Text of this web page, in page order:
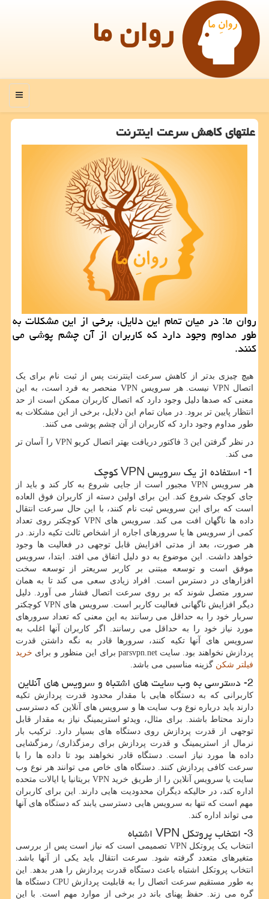
روان ما
منو
علتهای كاهش سرعت اینترنت
روان ما: در میان تمام این دلایل، برخی از این مشكلات به
طور مداوم وجود دارد كه كاربران از آن چشم پوشی می
كنند.
هیچ چیزی بدتر از کاهش سرعت اینترنت پس از ثبت نام برای یک
اتصال VPN نیست. هر سرویس VPN منحصر به فرد است، به این
معنی که صدها دلیل وجود دارد که اتصال کاربران ممکن است از حد
انتظار پایین تر برود. در میان تمام این دلایل، برخی از این مشکلات به
طور مداوم وجود دارد که کاربران از آن چشم پوشی می کنند.
در نظر گرفتن این 3 فاکتور دریافت بهتر اتصال کریو VPN را آسان تر
می کند.
1- استفاده از یک سرویس VPN کوچک
هر سرویس VPN مجبور است از جایی شروع به کار کند و باید از
جای کوچک شروع کند. این برای اولین دسته از کاربران فوق العاده
است که برای این سرویس ثبت نام کنند، با این حال سرعت انتقال
داده ها ناگهان افت می کند. سرویس های VPN کوچکتر روی تعداد
کمی از سرویس ها یا سرورهای اجاره از اشخاص ثالث تکیه دارند. در
هر صورت، بعد از مدتی افزایش قابل توجهی در فعالیت ها وجود
خواهد داشت. این موضوع به دو دلیل اتفاق می افتد. ابتدا، سرویس
موفق است و توسعه مبتنی بر کاربر سریعتر از توسعه سخت
افزارهای در دسترس است. افراد زیادی سعی می کند تا به همان
سرور متصل شوند که بر روی سرعت اتصال فشار می آورد. دلیل
دیگر افزایش ناگهانی فعالیت کاربر است. سرویس های VPN کوچکتر
سربار خود را به حداقل می رسانند به این معنی که تعداد سرورهای
مورد نیاز خود را به حداقل می رسانند. اگر کاربران آنها اغلب به
سرویس های آنها تکیه کنند، سرورها قادر به نگه داشتن قدرت
پردازش نخواهند بود. سایت parsvpn.net برای این منظور و برای
خرید
فیلتر شکن گزینه مناسبی می باشد.
2- دسترسی به وب سایت های اشتباه و سرویس های آنلاین
کاربرانی که به دستگاه هایی با مقدار محدود قدرت پردازش تکیه
دارند باید درباره نوع وب سایت ها و سرویس های آنلاین که دسترسی
دارند محتاط باشند. برای مثال، ویدئو استریمینگ نیاز به مقدار قابل
توجهی از قدرت پردازش روی دستگاه های بسیار دارد. ترکیب بار
نرمال از استریمینگ و قدرت پردازش برای رمزگذاری/ رمزگشایی
داده ها مورد نیاز است. دستگاه قادر نخواهند بود تا داده ها را با
سرعت کافی پردازش کنند. دستگاه های خاص می توانند هر نوع وب
سایت یا سرویس آنلاین را از طریق خرید VPN بریتانیا یا ایالات متحده
اداره کند، در حالیکه دیگران محدودیت هایی دارند. این برای کاربران
مهم است که تنها به سرویس هایی دسترسی یابند که دستگاه های آنها
می تواند اداره کند.
3- انتخاب پروتکل VPN اشتباه
انتخاب یک پروتکل VPN تصمیمی است که نیاز است پس از بررسی
متغیرهای متعدد گرفته شود. سرعت انتقال باید یکی از آنها باشد.
انتخاب پروتکل اشتباه باعث دستگاه قدرت پردازش را هدر بدهد. این
به طور مستقیم سرعت اتصال را به قابلیت پردازش CPU دستگاه ها
گره می زند. حفظ پهنای باند در برخی از موارد مهم است. با این